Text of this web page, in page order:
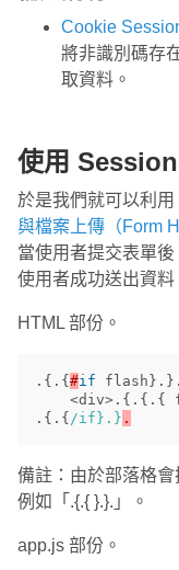
Cookie
將非識別碼存
取資料。
使用
於是我們就可以利
與檔案上傳（Form
當使用者提交表單
使用者成功送出資料
HTML 部份。
.{.{ #if flash }.}.
<div> .{.{.{
.{.{ /if}.}
備註：由於部落格會
例如「.{.{ }.}.」。
app.js 部份。